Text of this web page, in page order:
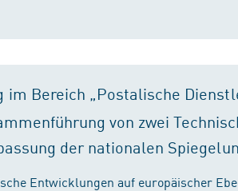
Bereich „Postalische
von zwei
der nationalen
Entwicklungen auf europäischer